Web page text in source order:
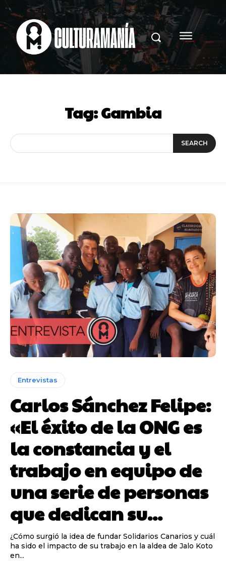
Tag:Gambia
SEARCH
Entrevistas
Carlos Sánchez Felipe:
«El éxito de la ONG es
la constancia y el
trabajo en equipo de
una serie de personas
que dedican su...
¿Cómo surgió la idea de fundar Solidarios Canarios y cuál
ha sido el impacto de su trabajo en la aldea de Jalo Koto
en...